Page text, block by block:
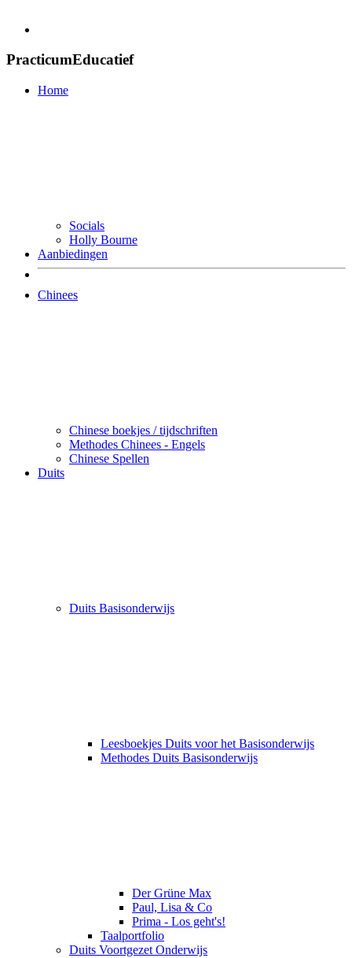
PracticumEducatief
Home
Socials
Holly Bourne
Aanbiedingen
Chinees
Chinese boekjes / tijdschriften
Methodes Chinees - Engels
Chinese Spellen
Duits
Duits Basisonderwijs
Leesboekjes Duits voor het Basisonderwijs
Methodes Duits Basisonderwijs
Der Grüne Max
Paul, Lisa & Co
Prima - Los geht's!
Taalportfolio
Duits Voortgezet Onderwijs